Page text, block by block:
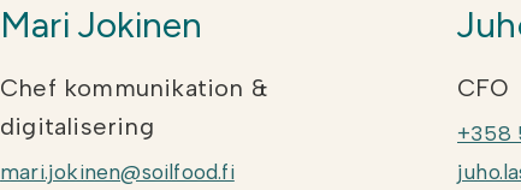
Mari Jokinen
Chef kommunikation &
digitalisering
mari.jokinen@soilfood.fi
CFO
+358